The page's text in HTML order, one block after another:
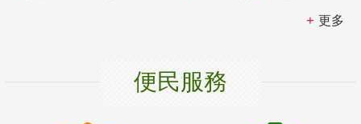
更多
便民服務